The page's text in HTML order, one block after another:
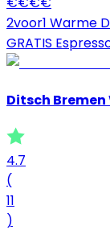
2voor1 Warme
GRATIS
Ditsch
4.7
(
11
)